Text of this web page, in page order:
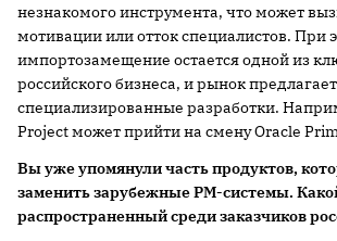
незнакомого инструмента, что может
мотивации или отток специалистов. При
импортозамещение остается одной из
российского бизнеса, и рынок
специализированные разработки.
Project может прийти на смену Oracle
Вы уже упомянули часть продуктов,
заменить зарубежные PM-системы.
распространенный среди заказчиков